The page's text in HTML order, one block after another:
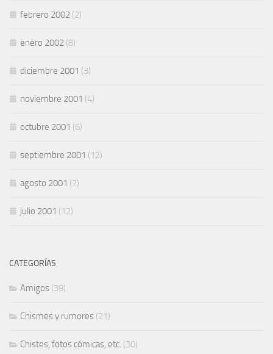
febrero 2002 (2)
enero 2002 (8)
diciembre 2001 (3)
noviembre 2001 (4)
octubre 2001 (6)
septiembre 2001 (12)
agosto 2001 (7)
julio 2001 (12)
CATEGORÍAS
Amigos (39)
Chismes y rumores (21)
Chistes, fotos cómicas, etc. (30)